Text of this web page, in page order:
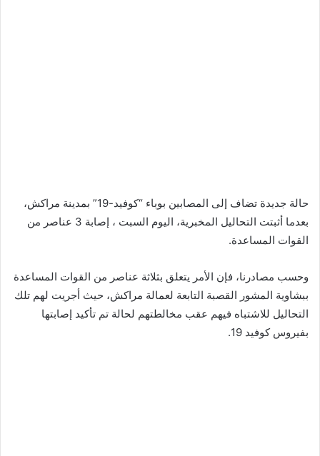
حالة جديدة تضاف إلى المصابين بوباء “كوفيد-19” بمدينة مراكش،
بعدما أثبتت التحاليل المخبرية، اليوم السبت ، إصابة 3 عناصر من
القوات المساعدة.
وحسب مصادرنا، فإن الأمر يتعلق بثلاثة عناصر من القوات المساعدة
ببشاوية المشور القصبة التابعة لعمالة مراكش، حيث أجريت لهم تلك
التحاليل للاشتباه فيهم عقب مخالطتهم لحالة تم تأكيد إصابتها
بفيروس كوفيد 19.